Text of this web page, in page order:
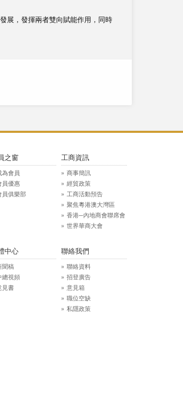
展，發揮兩者雙向賦能作用，同時
之窗
為會員
員優惠
員俱樂部
工商資訊
商事簡訊
經貿政策
工商活動預告
聚焦粵港澳大灣區
香港─內地商會聯席會
世界華商大會
中心
聞稿
總視頻
見書
聯絡我們
聯絡資料
招登廣告
意見箱
職位空缺
私隱政策